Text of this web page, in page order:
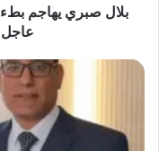
عاجل
المحاكم
بلال صبري يهاجم بطء
عاجل
تصريحات
ضوابط
صارمة